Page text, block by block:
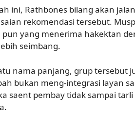
ini, Rathbones bilang akan
rekomendasi tersebut.
yang menerima hakektan
seimbang.
nama panjang, grup tersebut
bukan meng-integrasi layan
saent pembay tidak sampai